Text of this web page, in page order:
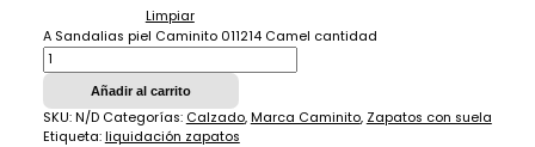
Limpiar
A Sandalias piel Caminito 011214 Camel cantidad
Añadir al carrito
SKU: N/D Categorías: Calzado, Marca Caminito, Zapatos con suela
Etiqueta: liquidación zapatos